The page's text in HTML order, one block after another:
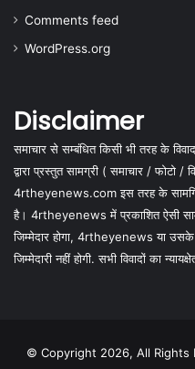
Comments feed
WordPress.org
Disclaimer
समाचार से सम्बंधित किसी भी तरह के
द्वारा प्रस्तुत सामग्री ( समाचार / फोटो /
4rtheyenews.com इस तरह के
है। 4rtheyenews में प्रकाशित ऐसी
जिम्मेदार होगा, 4rtheyenews या
जिम्मेदारी नहीं होगी. सभी विवादों का
© Copyright 2026, All Rights